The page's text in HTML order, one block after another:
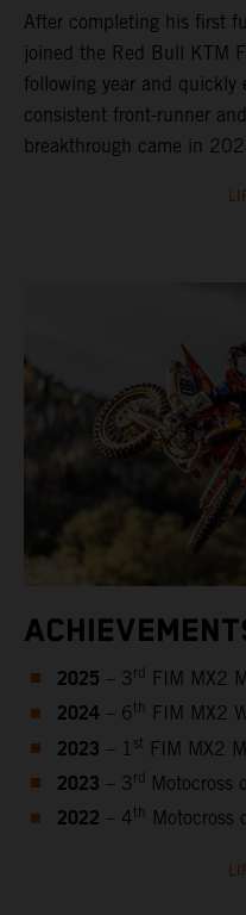
After completing his first
joined the Red Bull KTM
following year and quickly
consistent front-runner
breakthrough came in
2025 – 3 rd FIM MX2
2024 – 6th FIM MX2
2023 – 1 st FIM MX2
2023 – 3 rd Motocross
2022 – 4th Motocross